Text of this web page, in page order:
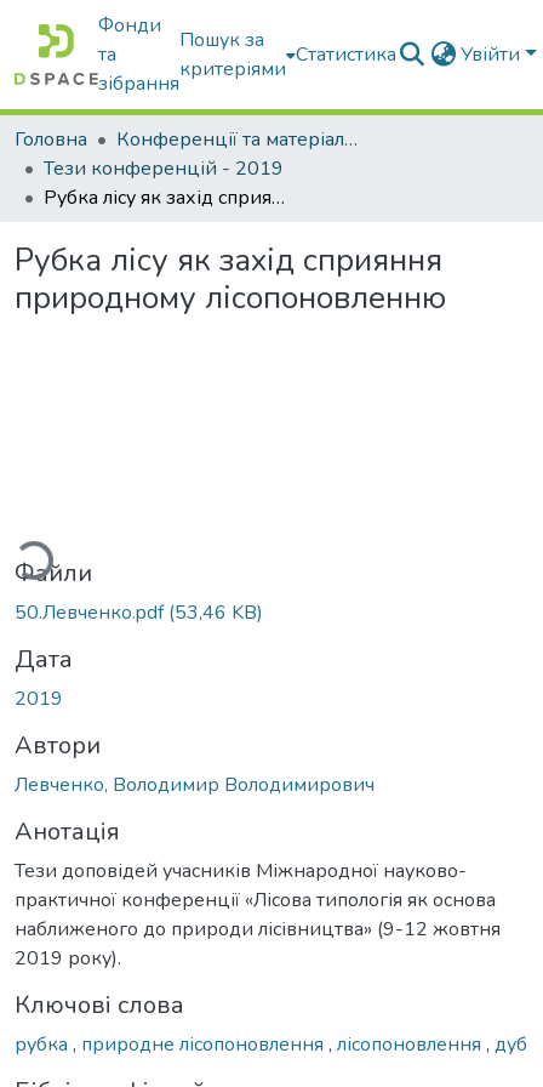
Фонди
та
зібрання
Пошук за
критеріями
Статистика Увійти
Головна
Конференції та матеріали конференцій
Тези конференцій - 2019
Рубка лісу як захід сприяння природному лісопоновленню
Рубка лісу як захід сприяння
природному лісопоновленню
Файли
50.Левченко.pdf(53,46 KB)
Дата
2019
Автори
Левченко, Володимир Володимирович
Анотація
Тези доповідей учасників Міжнародної науково-
практичної конференції «Лісова типологія як основа
наближеного до природи лісівництва» (9-12 жовтня
2019 року).
Ключові слова
рубка , природне лісопоновлення , лісопоновлення , дуб